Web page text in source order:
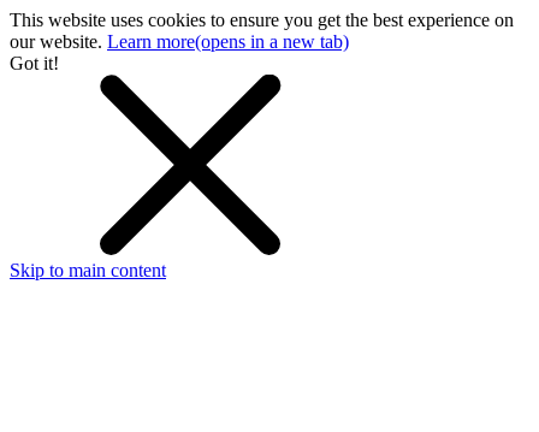
This website uses cookies to ensure you get the best experience on
our website. Learn more(opens in a new tab)
Got it!
Skip to main content